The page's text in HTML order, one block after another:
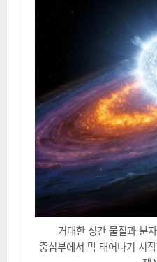
거대한 성간 물질과 분
중심부에서 막 태어나기 시